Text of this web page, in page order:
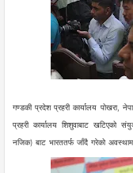
गण्डकी प्रदेश प्रहरी कार्यालय पोखरा,
प्रहरी कार्यालय शिशुवाबाट खटिएको
नजिक) बाट भारततर्फ जाँदै गरेको